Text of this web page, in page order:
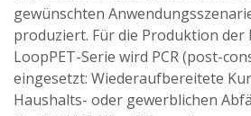
gewünschten
produziert. Für die Produktion der
LoopPET-Serie wird PCR (post-
eingesetzt: Wiederaufbereitete
Haushalts- oder gewerblichen